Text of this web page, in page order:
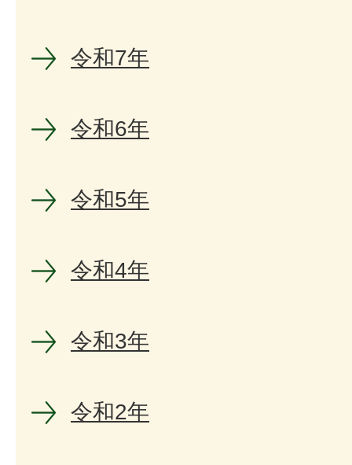
令和7年
令和6年
令和5年
令和4年
令和3年
令和2年